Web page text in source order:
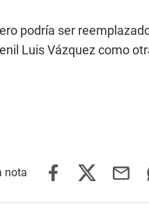
podría ser
Luis Vázquez como